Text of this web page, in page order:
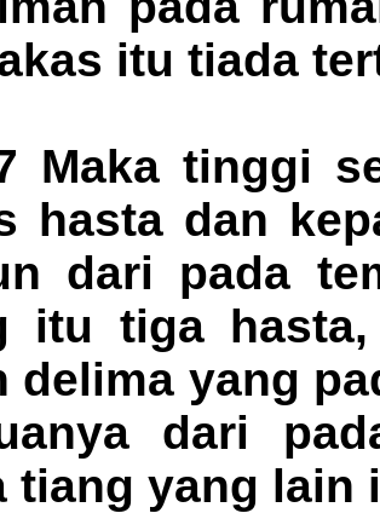
itu tiada
Maka tinggi
hasta dan
dari pada
itu tiga
delima yang
dari
tiang yang lain